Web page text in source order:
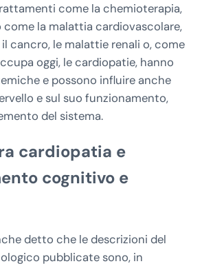
come la chemioterapia,
la malattia cardiovascolare,
cancro, le malattie renali o, come
oggi, le cardiopatie, hanno
e possono influire anche
e sul suo funzionamento,
del sistema.
cardiopatia e
cognitivo e
detto che le descrizioni del
pubblicate sono, in